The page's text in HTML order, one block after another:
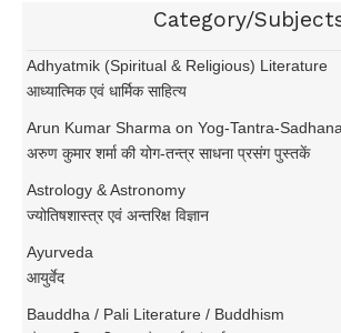
Query
Register
Category/
Adhyatmik (Spiritual & Religious) Literature
आध्यात्मिक एवं धार्मिक साहित्य
Arun Kumar Sharma on Yog-Tantra-Sadhana
अरुण कुमार शर्मा की योग-तन्त्र साधना प्रसंग पुस्तकें
Astrology & Astronomy
ज्योतिषशास्त्र एवं अन्तरिक्ष विज्ञान
Ayurveda
आयुर्वेद
Bauddha / Pali Literature / Buddhism